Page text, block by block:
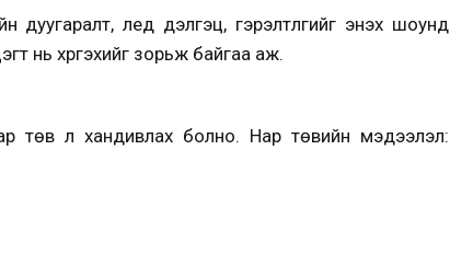
лед дэлгэц, гэрэлтүүлгийг энэхүү шоунд
нь хүргэхийг зорьж байгаа аж.
төв лүү хандивлах болно. Нар төвийн мэдээлэл: